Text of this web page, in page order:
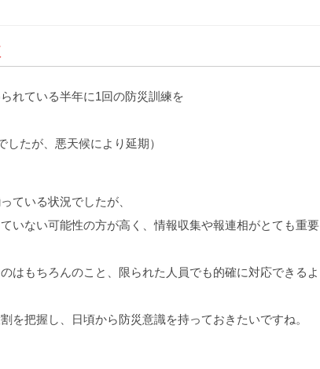
れている半年に1回の防災訓練を
したが、悪天候により延期）
ている状況でしたが、
いない可能性の方が高く、情報収集や報連相がとても重要
はもちろんのこと、限られた人員でも的確に対応できるよ
を把握し、日頃から防災意識を持っておきたいですね。